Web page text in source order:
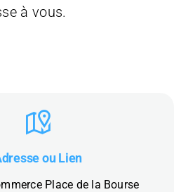
à vous.
ou Lien
Place de la Bourse